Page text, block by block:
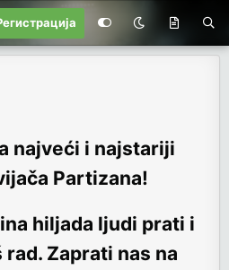
najveći i najstariji
Partizana!
hiljada ljudi prati i
rad. Zaprati nas na